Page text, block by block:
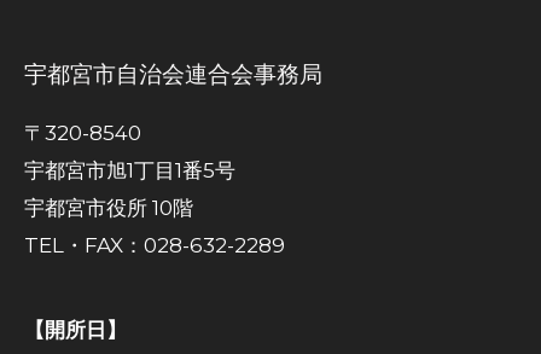
宇都宮市自治会連合会事務局
〒320-8540
宇都宮市旭1丁目1番5号
宇都宮市役所 10階
TEL・FAX：028-632-2289
【開所日】